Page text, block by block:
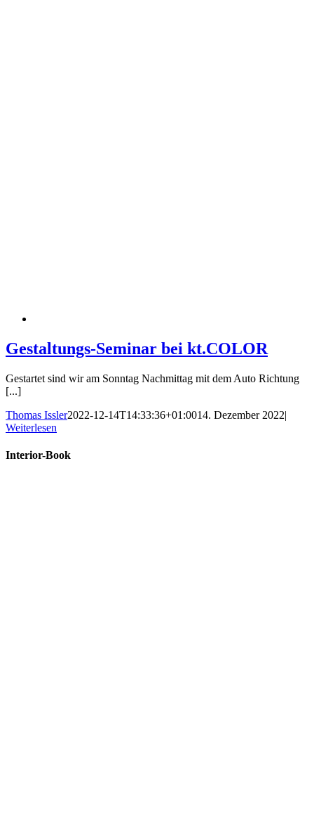
Gestaltungs-Seminar bei kt.COLOR
Gestartet sind wir am Sonntag Nachmittag mit dem Auto Richtung
[...]
Thomas Issler2022-12-14T14:33:36+01:0014. Dezember 2022|
Weiterlesen
Interior-Book